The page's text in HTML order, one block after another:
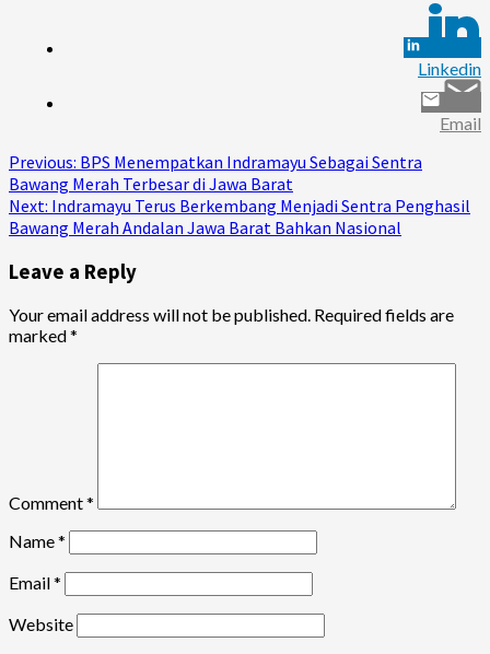
Linkedin
Email
Continue
Reading
Previous: BPS Menempatkan Indramayu Sebagai Sentra
Bawang Merah Terbesar di Jawa Barat
Next: Indramayu Terus Berkembang Menjadi Sentra Penghasil
Bawang Merah Andalan Jawa Barat Bahkan Nasional
Leave a Reply
Your email address will not be published. Required fields are
marked*
Comment*
Name*
Email*
Website